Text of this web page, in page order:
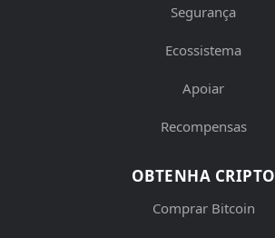
Segurança
Ecossistema
Apoiar
Recompensas
OBTENHA CRIPTO
Comprar Bitcoin